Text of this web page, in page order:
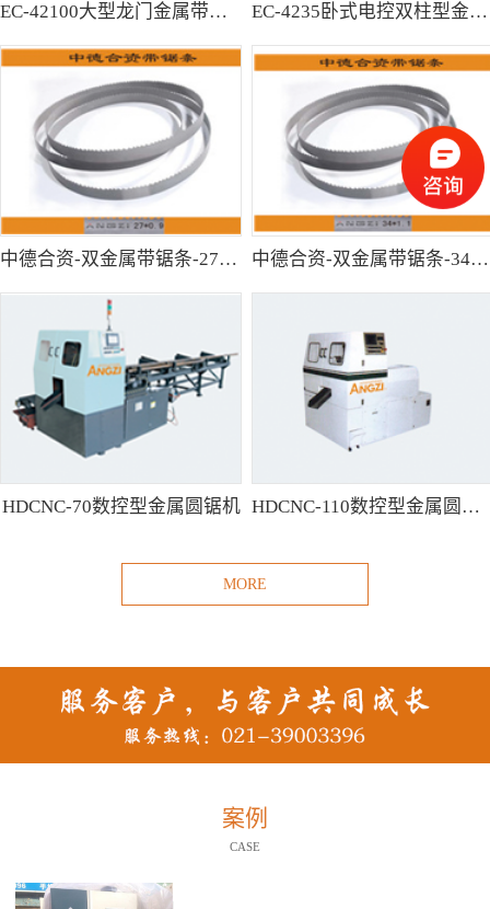
EC-42100大型龙门金属带锯床 EC-4235卧式电控双柱型金属带锯床
中德合资-双金属带锯条-27*0.9 中德合资-双金属带锯条-34*1.1
HDCNC-70数控型金属圆锯机 HDCNC-110数控型金属圆锯机
MORE
案例
CASE